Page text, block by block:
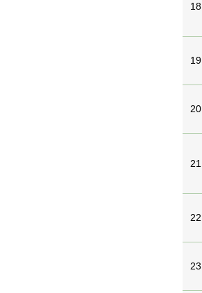
18
19
20
21
22
23